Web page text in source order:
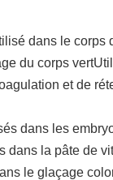
dans le
du corps
et de
dans les
dans la pâte de
le glaçage